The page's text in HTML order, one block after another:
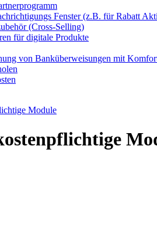
Fenster (z.B. für Rabatt
(Cross-Selling)
für digitale Produkte
von Banküberweisungen mit
Module